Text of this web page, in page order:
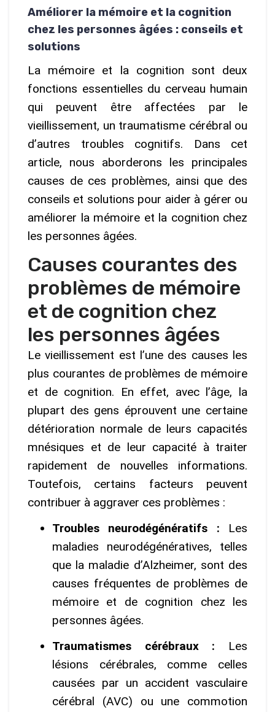
Améliorer la mémoire et la cognition
chez les personnes âgées : conseils et
solutions
La mémoire et la cognition sont deux
fonctions essentielles du cerveau humain
qui peuvent être affectées par le
vieillissement, un traumatisme cérébral ou
d’autres troubles cognitifs. Dans cet
article, nous aborderons les principales
causes de ces problèmes, ainsi que des
conseils et solutions pour aider à gérer ou
améliorer la mémoire et la cognition chez
les personnes âgées.
Causes courantes des
problèmes de mémoire
et de cognition chez
les personnes âgées
Le vieillissement est l’une des causes les
plus courantes de problèmes de mémoire
et de cognition. En effet, avec l’âge, la
plupart des gens éprouvent une certaine
détérioration normale de leurs capacités
mnésiques et de leur capacité à traiter
rapidement de nouvelles informations.
Toutefois, certains facteurs peuvent
contribuer à aggraver ces problèmes :
Troubles neurodégénératifs : Les
maladies neurodégénératives, telles
que la maladie d’Alzheimer, sont des
causes fréquentes de problèmes de
mémoire et de cognition chez les
personnes âgées.
Traumatismes cérébraux : Les
lésions cérébrales, comme celles
causées par un accident vasculaire
cérébral (AVC) ou une commotion